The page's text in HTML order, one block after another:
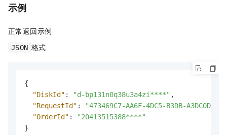
示例
正常返回示例
JSON 格式
{
"DiskId" : "d-bp131n0q38u3a4zi****" ,
"RequestId" :
"473469C7-AA6F-4DC5-B3DB-
"OrderId" :
"20413515388****"
}